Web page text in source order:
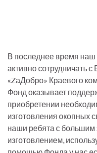
В последнее время наш
активно сотрудничать
«ZаДобро» Краевого
Фонд оказывает
приобретении
изготовления окопных
наши ребята с большим
изготовлением,